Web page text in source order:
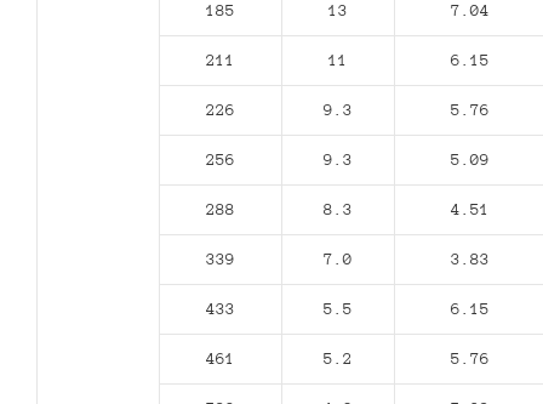
185 13 7.04
211 11 6.15
226 9.3 5.76
256 9.3 5.09
288 8.3 4.51
339 7.0 3.83
433 5.5 6.15
461 5.2 5.76